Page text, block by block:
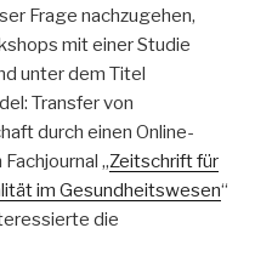
Frage nachzugehen,
mit einer Studie
unter dem Titel
Transfer von
durch einen Online-
„Zeitschrift für
im Gesundheitswesen“
die